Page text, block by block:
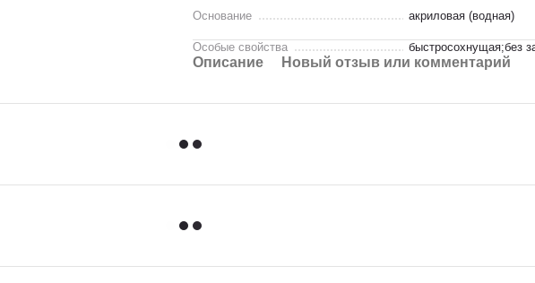
Основание акриловая (водная)
Особые свойства быстросохнущая;без
Описание Новый отзыв или комментарий